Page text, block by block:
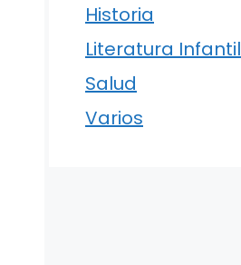
Historia
Literatura Infantil
Salud
Varios